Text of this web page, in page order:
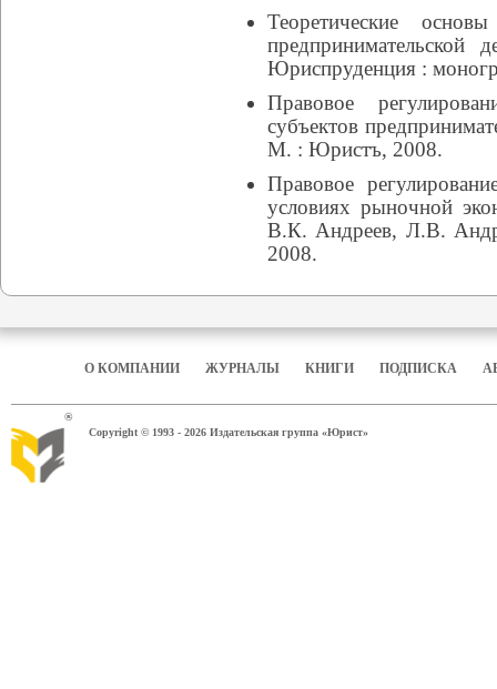
Теоретические
предпринимательской
Юриспруденция :
Правовое
субъектов
М. : Юристъ, 2008.
Правовое
условиях рыночной
В.К. Андреев, Л.В.
2008.
О КОМПАНИИ ЖУРНАЛЫ КНИГИ ПОДПИСКА
®
Copyright © 1993 - 2026 Издательская группа «Юрист»